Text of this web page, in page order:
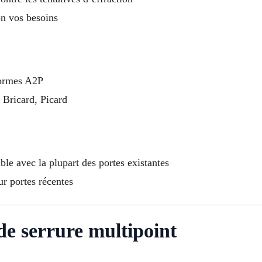
vos besoins
A2P
Bricard, Picard
avec la plupart des portes existantes
portes récentes
serrure multipoint